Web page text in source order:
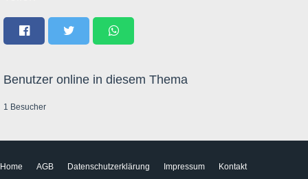
Benutzer online in diesem Thema
1 Besucher
Home AGB Datenschutzerklärung Impressum Kontakt